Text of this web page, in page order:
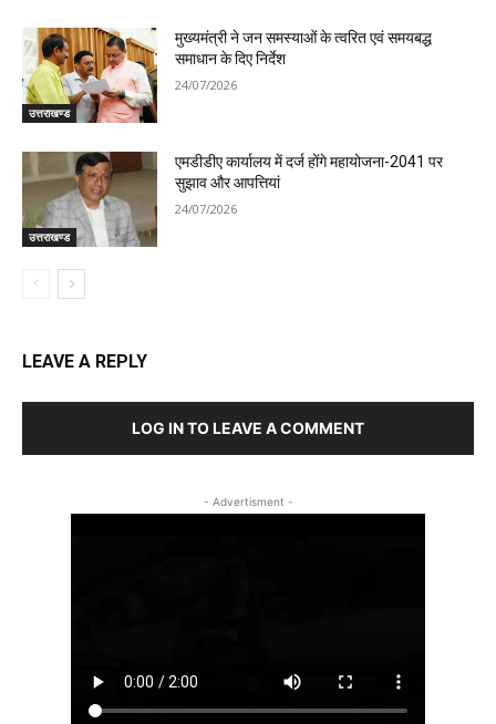
उत्तराखण्ड
मुख्यमंत्री ने जन समस्याओं के त्वरित एवं समयबद्ध
समाधान के दिए निर्देश
24/07/2026
उत्तराखण्ड
एमडीडीए कार्यालय में दर्ज होंगे महायोजना-2041 पर
सुझाव और आपत्तियां
24/07/2026
LEAVE A REPLY
LOG IN TO LEAVE A COMMENT
- Advertisment -